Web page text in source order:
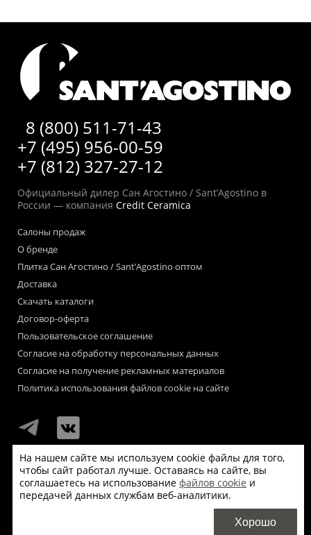
8 (800) 511-71-43
+7 (495) 956-00-59
+7 (812) 327-27-12
Официальный дилер Сан Агостино / Sant’Agostino в
России — компания Credit Ceramica
Салоны продаж
О бренде
Плитка Сан Агостино / Sant’Agostino оптом
Доставка
Скачать каталоги
Договор-оферта
Пользовательское соглашение
Согласие на обработку персональных данных
Согласие на получение рекламных материалов
Политика использования файлов cookie на сайте
Мы используем файлы «cookie» для функционирования сайта.
Если Вас это не устраивает, пожалуйста, покиньте сайт.
На нашем сайте мы используем cookie файлы для того,
чтобы сайт работал лучше. Оставаясь на сайте, вы
соглашаетесь на использование файлов cookie и
передачей данных службам веб-аналитики.
Хорошо